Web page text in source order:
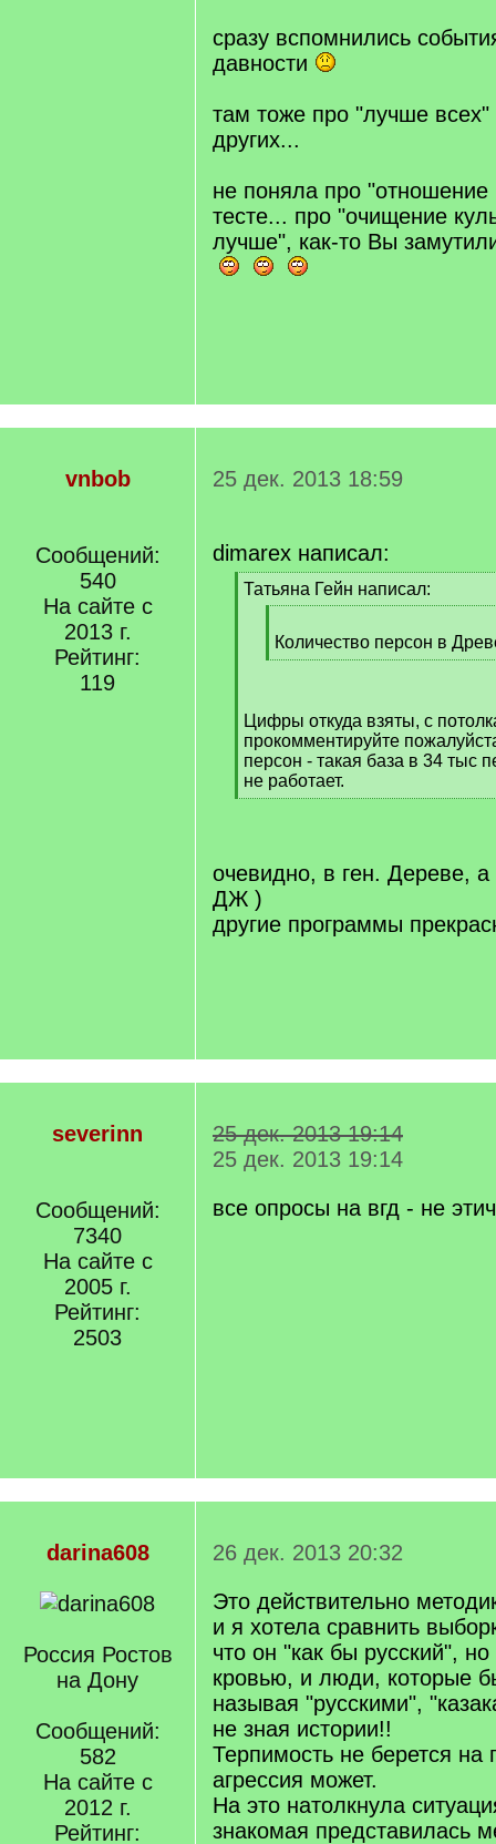
сразу вспомнились
давности
там тоже про "лучше всех"
других...
не поняла про "отношение
тесте... про "очищение
лучше", как-то Вы
vnbob
Сообщений:
540
На сайте с
2013 г.
Рейтинг:
119
25 дек. 2013 18:59
dimarex написал:
[Татьяна Гейн написал:
q
]
Количество персон в
[
]
Цифры откуда взяты, с
прокомментируйте
персон - такая база в 34 тыс
не работает.
[
очевидно, в ген. Дереве,
ДЖ )
другие программы
severinn
Сообщений:
7340
На сайте с
2005 г.
Рейтинг:
2503
25 дек. 2013 19:14
25 дек. 2013 19:14
все опросы на вгд - не
darina608
Россия Ростов
на Дону
Сообщений:
582
На сайте с
2012 г.
Рейтинг:
26 дек. 2013 20:32
Это действительно
и я хотела сравнить
что он "как бы русский",
кровью, и люди, которые
называя "русскими",
не зная истории!!
Терпимость не берется на
агрессия может.
На это натолкнула
знакомая представилась